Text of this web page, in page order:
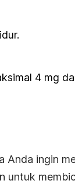
4 mg
Anda ingin
untuk